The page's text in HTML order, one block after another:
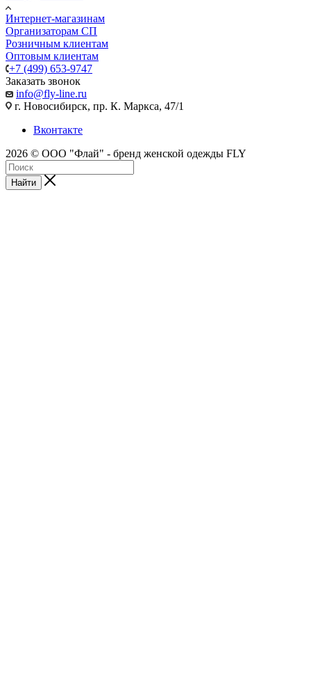
Интернет-магазинам
Организаторам СП
Розничным клиентам
Оптовым клиентам
+7 (499) 653-9747
Заказать звонок
info@fly-line.ru
г. Новосибирск, пр. К. Маркса, 47/1
Вконтакте
2026 © ООО "Флай" - бренд женской одежды FLY
Найти